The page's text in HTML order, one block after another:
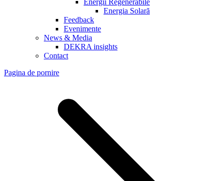
Energii Regenerabile
Energia Solară
Feedback
Evenimente
News & Media
DEKRA insights
Contact
Pagina de pornire